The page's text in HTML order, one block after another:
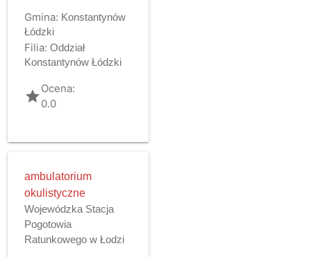
Gmina: Konstantynów
Łódzki
Filia: Oddział
Konstantynów Łódzki
gradeOcena:
0.0
ambulatorium
okulistyczne
Wojewódzka Stacja
Pogotowia
Ratunkowego w Łodzi